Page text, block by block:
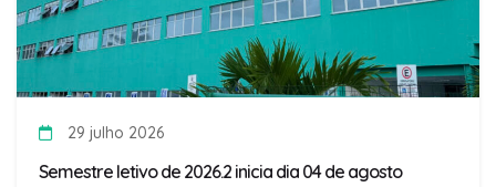
29 julho 2026
Semestre letivo de 2026.2 inicia dia 04 de agosto